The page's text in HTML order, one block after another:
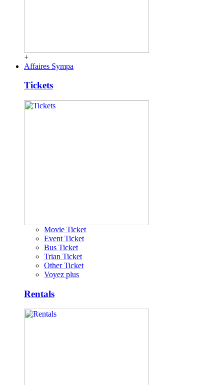
+
Affaires Sympa
Tickets
Movie Ticket
Event Ticket
Bus Ticket
Trian Ticket
Other Ticket
Voyez plus
Rentals